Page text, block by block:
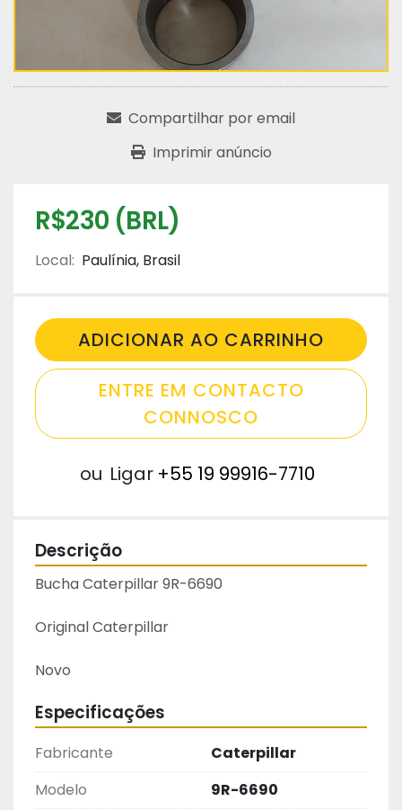
Compartilhar por email
Imprimir anúncio
R$230 (BRL)
Local: Paulínia, Brasil
ADICIONAR AO CARRINHO
ENTRE EM CONTACTO
CONNOSCO
ou Ligar +55 19 99916-7710
Descrição
Bucha Caterpillar 9R-6690
Original Caterpillar
Novo
Especificações
Fabricante
Caterpillar
Modelo
9R-6690